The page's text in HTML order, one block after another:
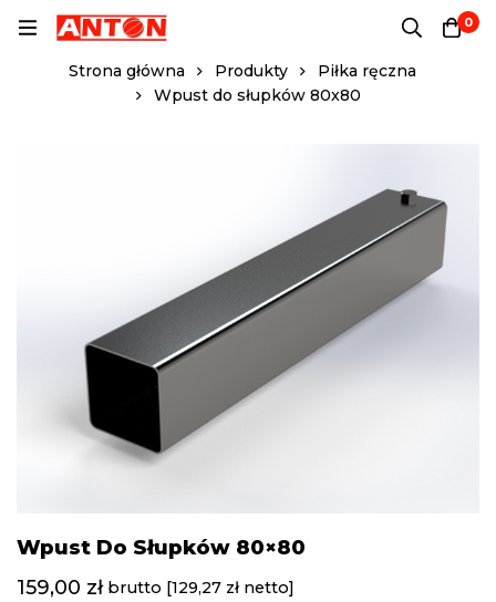
0
Strona główna Produkty
Piłka ręczna
Wpust do słupków 80x80
Wpust Do Słupków 80×80
159,00 zł brutto [129,27 zł netto]